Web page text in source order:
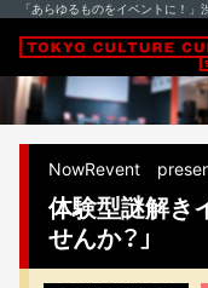
「あらゆるものをイベントに！
NowRevent
体験型謎解き
せんか？」